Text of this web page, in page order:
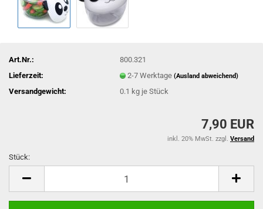
Art.Nr.:
800.321
Lieferzeit:
2-7 Werktage(Ausland abweichend)
Versandgewicht: 0.1 kg je Stück
7,90 EUR
inkl. 20% MwSt. zzgl. Versand
Stück: